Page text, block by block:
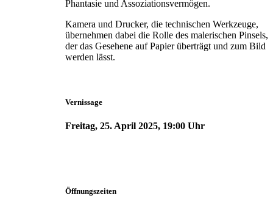
Phantasie und Assoziationsvermögen.
Kamera und Drucker, die technischen Werkzeuge,
übernehmen dabei die Rolle des malerischen Pinsels,
der das Gesehene auf Papier überträgt und zum Bild
werden lässt.
Vernissage
Freitag, 25. April 2025, 19:00 Uhr
Öffnungszeiten